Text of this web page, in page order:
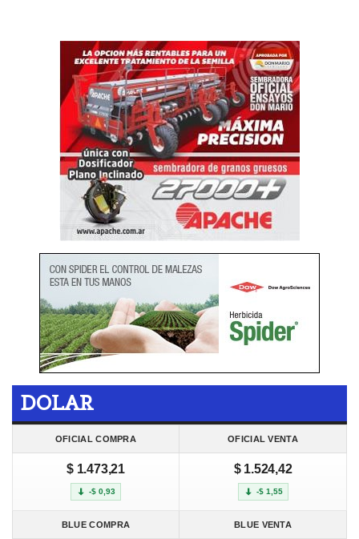
DOLAR
OFICIAL COMPRA OFICIAL VENTA
$ 1.473,21
-$ 0,93
$ 1.524,42
-$ 1,55
BLUE COMPRA BLUE VENTA